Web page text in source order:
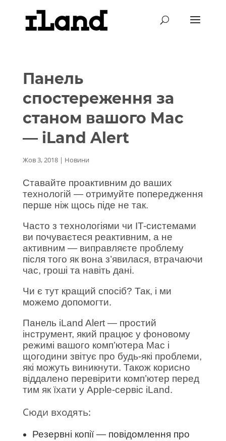
Панель
спостереження за
станом вашого Mac
— iLand Alert
Жов 3, 2018| Новини
Ставайте проактивним до ваших
технологій — отримуйте попередження
перше ніж щось піде не так.
Часто з технологіями чи IT-системами
ви почуваєтеся реактивним, а не
активним — виправляєте проблему
після того як вона з’явилася, втрачаючи
час, гроші та навіть дані.
Чи є тут кращий спосіб? Так, і ми
можемо допомогти.
Панель iLand Alert — простий
інструмент, який працює у фоновому
режимі вашого комп’ютера Mac і
щогодини звітує про будь-які проблеми,
які можуть виникнути. Також корисно
віддалено перевірити комп’ютер перед
тим як їхати у Apple-сервіс iLand.
Сюди входять:
Резервні копії — повідомлення про